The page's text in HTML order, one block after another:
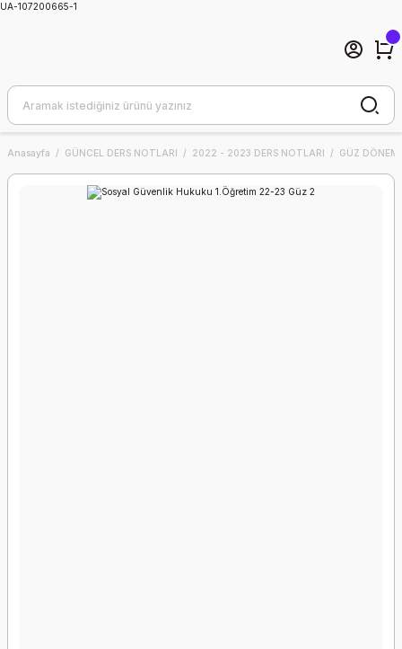
UA-107200665-1
Anasayfa GÜNCEL DERS NOTLARI 2022 - 2023 DERS NOTLARI GÜZ DÖNEMİ